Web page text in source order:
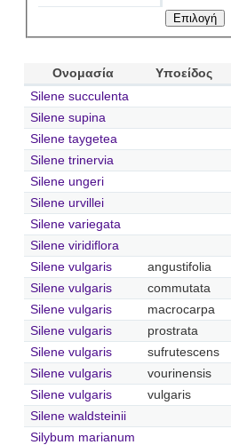
Ονομασία Υποείδος
Silene succulenta
Silene supina
Silene taygetea
Silene trinervia
Silene ungeri
Silene urvillei
Silene variegata
Silene viridiflora
Silene vulgaris
angustifolia
Silene vulgaris
commutata
Silene vulgaris
macrocarpa
Silene vulgaris
prostrata
Silene vulgaris
sufrutescens
Silene vulgaris
vourinensis
Silene vulgaris
vulgaris
Silene waldsteinii
Silybum marianum